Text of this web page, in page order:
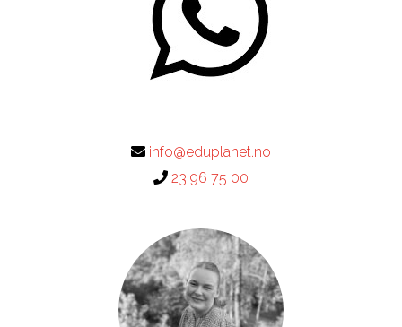
info@eduplanet.no
23 96 75 00